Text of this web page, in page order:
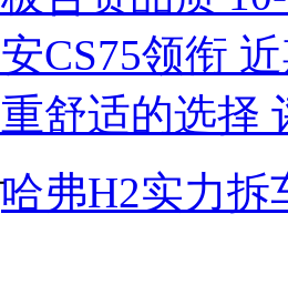
CS75领衔
舒适的选择
哈弗H2实力拆